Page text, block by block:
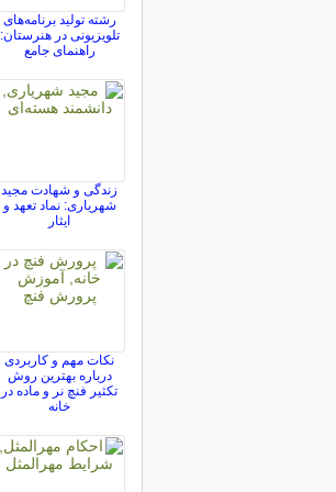
رشته تولید برنامه‌های
تلویزیونی در هنرستان:
راهنمای جامع
زندگی و شهادت مجید
شهریاری: نماد تعهد و
ایثار
نکات مهم و کاربردی
درباره بهترین روش
تکثیر فنچ نر و ماده در
خانه